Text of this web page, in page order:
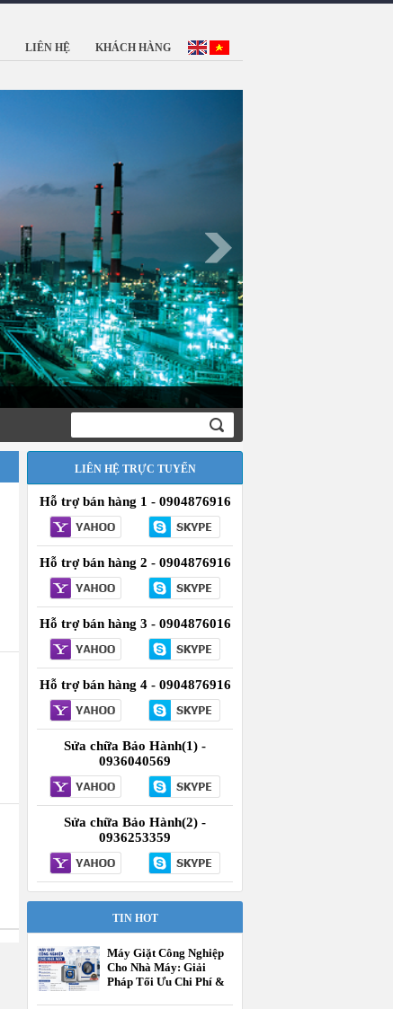
LIÊN HỆ KHÁCH HÀNG
LIÊN HỆ TRỰC TUYẾN
Hỗ trợ bán hàng 1 - 0904876916
Hỗ trợ bán hàng 2 - 0904876916
Hỗ trợ bán hàng 3 - 0904876016
Hỗ trợ bán hàng 4 - 0904876916
Sửa chữa Bảo Hành(1) -
0936040569
Sửa chữa Bảo Hành(2) -
0936253359
TIN HOT
Máy Giặt Công Nghiệp
Cho Nhà Máy: Giải
Pháp Tối Ưu Chi Phí &